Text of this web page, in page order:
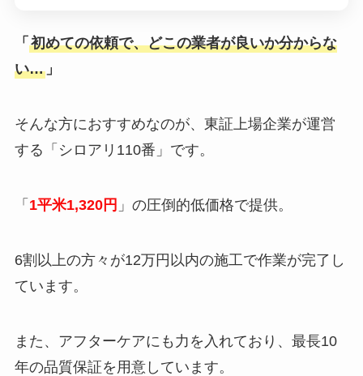
「 初めての依頼で、どこの業者が良いか分からな
い…」
そんな方におすすめなのが、東証上場企業が運営
する「シロアリ110番」です。
「 1平米1,320円 」の圧倒的低価格で提供。
6割以上の方々が12万円以内の施工で作業が完了し
ています。
また、アフターケアにも力を入れており、最長10
年の品質保証を用意しています。